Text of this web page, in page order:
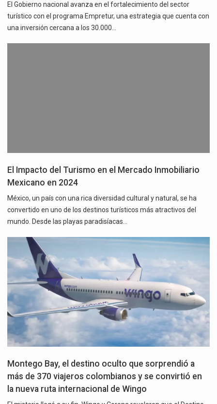
El Gobierno nacional avanza en el fortalecimiento del sector
turístico con el programa Empretur, una estrategia que cuenta con
una inversión cercana a los 30.000…
El Impacto del Turismo en el Mercado Inmobiliario
Mexicano en 2024
México, un país con una rica diversidad cultural y natural, se ha
convertido en uno de los destinos turísticos más atractivos del
mundo. Desde las playas paradisíacas…
Montego Bay, el destino oculto que sorprendió a
más de 370 viajeros colombianos y se convirtió en
la nueva ruta internacional de Wingo